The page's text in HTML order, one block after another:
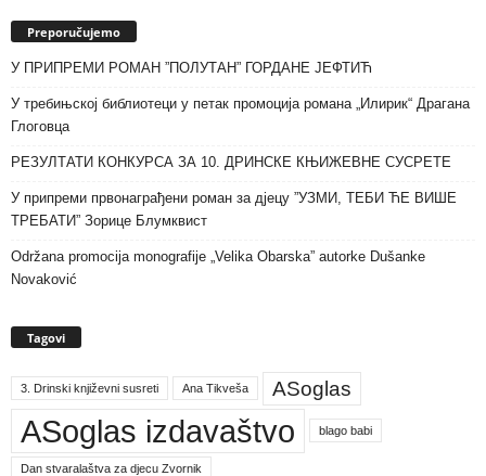
Preporučujemo
У ПРИПРЕМИ РОМАН ”ПОЛУТАН” ГОРДАНЕ ЈЕФТИЋ
У требињској библиотеци у петак промоција романа „Илирик“ Драгана
Глоговца
РЕЗУЛТАТИ КОНКУРСА ЗА 10. ДРИНСКЕ КЊИЖЕВНЕ СУСРЕТЕ
У припреми првонаграђени роман за дјецу ”УЗМИ, ТЕБИ ЋЕ ВИШЕ
ТРЕБАТИ” Зорице Блумквист
Održana promocija monografije „Velika Obarska” autorke Dušanke
Novaković
Tagovi
3. Drinski književni susreti Ana Tikveša ASoglas
ASoglas izdavaštvo blago babi
Dan stvaralaštva za djecu Zvornik